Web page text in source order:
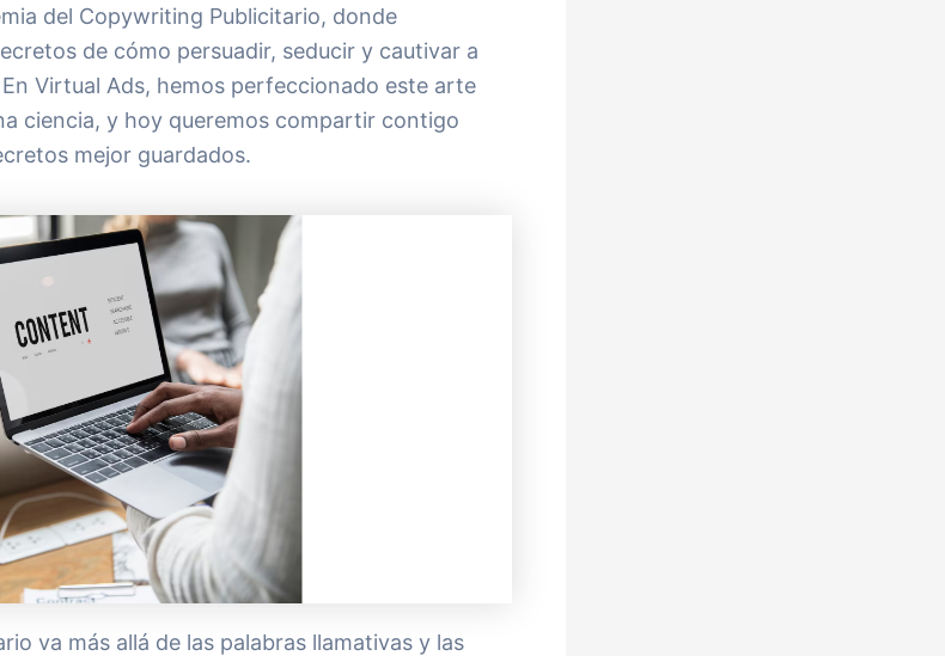
del Copywriting Publicitario, donde
de cómo persuadir, seducir y cautivar a
Virtual Ads, hemos perfeccionado este arte
ciencia, y hoy queremos compartir contigo
mejor guardados.
va más allá de las palabras llamativas y las